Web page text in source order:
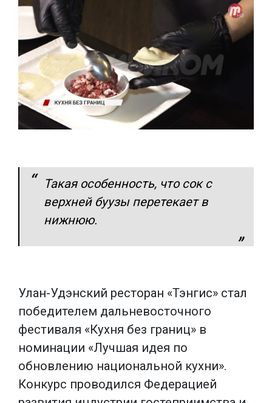
Такая особенность, что сок с
верхней буузы перетекает в
нижнюю.
Улан-Удэнский ресторан «Тэнгис» стал
победителем дальневосточного
фестиваля «Кухня без границ» в
номинации «Лучшая идея по
обновлению национальной кухни».
Конкурс проводился Федерацией